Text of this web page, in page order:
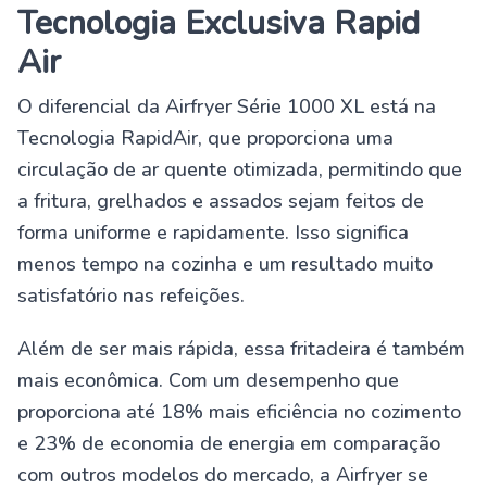
Tecnologia Exclusiva Rapid
Air
O diferencial da Airfryer Série 1000 XL está na
Tecnologia RapidAir, que proporciona uma
circulação de ar quente otimizada, permitindo que
a fritura, grelhados e assados sejam feitos de
forma uniforme e rapidamente. Isso significa
menos tempo na cozinha e um resultado muito
satisfatório nas refeições.
Além de ser mais rápida, essa fritadeira é também
mais econômica. Com um desempenho que
proporciona até 18% mais eficiência no cozimento
e 23% de economia de energia em comparação
com outros modelos do mercado, a Airfryer se